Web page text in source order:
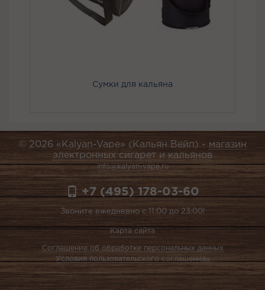
Сумки для кальяна
© 2026 «Kalyan-Vape» (Кальян Вейп) - магазин
электронных сигарет и кальянов
info@kalyan-vape.ru
+7 (495) 178-03-60
Звоните ежедневно с 11:00 до 23:00!
Карта сайта
Соглашение об обработке персональных данных
Условия пользовательского соглашения»